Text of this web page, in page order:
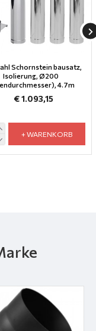
Schornstein bausatz,
Isolierung, Ø200
4.7m
€ 1.093,15
+ WARENKORB